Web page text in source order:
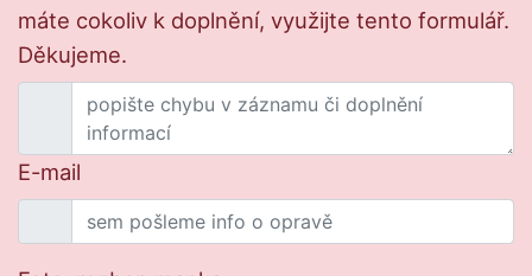
máte cokoliv k doplnění, využijte tento formulář.
Děkujeme.
E-mail